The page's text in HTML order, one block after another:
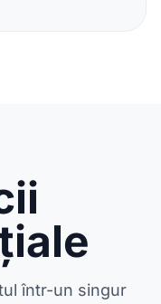
într-un singur